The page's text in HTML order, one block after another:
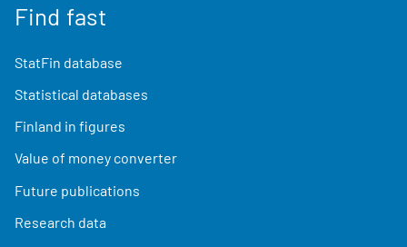
Find fast
StatFin database
Statistical databases
Finland in figures
Value of money converter
Future publications
Research data